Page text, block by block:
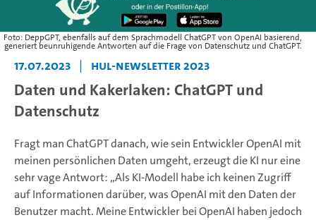
Foto: DeppGPT, ebenfalls auf dem Sprachmodell ChatGPT von OpenAI basierend,
generiert beunruhigende Antworten auf die Frage von Datenschutz und ChatGPT.
17.07.2023 | HUL-Newsletter 2023
Daten und Kakerlaken: ChatGPT und
Datenschutz
Fragt man ChatGPT danach, wie sein Entwickler OpenAI mit
meinen persönlichen Daten umgeht, erzeugt die KI nur eine
sehr vage Antwort: „Als KI-Modell habe ich keinen Zugriff
auf Informationen darüber, was OpenAI mit den Daten der
Benutzer macht. Meine Entwickler bei OpenAI haben jedoch